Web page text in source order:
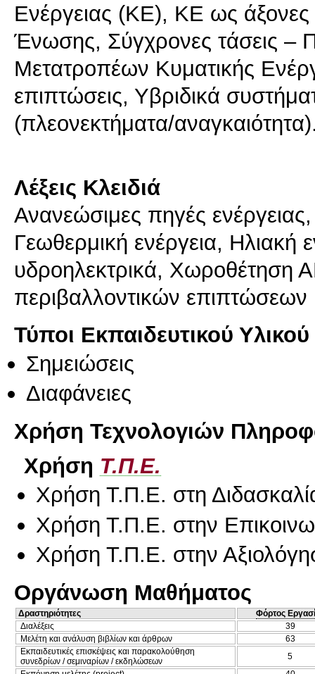
Ενέργειας (ΚΕ), ΚΕ ως άξονες
Ένωσης, Σύγχρονες τάσεις –
Μετατροπέων Κυματικής
επιπτώσεις, Υβριδικά
(πλεονεκτήματα/
Λέξεις Κλειδιά
Ανανεώσιμες πηγές
Γεωθερμική ενέργεια, Ηλιακή
υδροηλεκτρικά, Χωροθέτηση
περιβαλλοντικών επιπτώσεων
Τύποι Εκπαιδευτικού Υλικού
Σημειώσεις
Διαφάνειες
Χρήση Τεχνολογιών
Χρήση Τ.Π.Ε.
Χρήση Τ.Π.Ε. στη
Χρήση Τ.Π.Ε. στην
Χρήση Τ.Π.Ε. στην
Οργάνωση Μαθήματος
Δραστηριότητες
Φόρτος
Διαλέξεις
39
Μελέτη και ανάλυση βιβλίων και άρθρων
63
Εκπαιδευτικές επισκέψεις και παρακολούθηση
συνεδρίων / σεμιναρίων / εκδηλώσεων
5